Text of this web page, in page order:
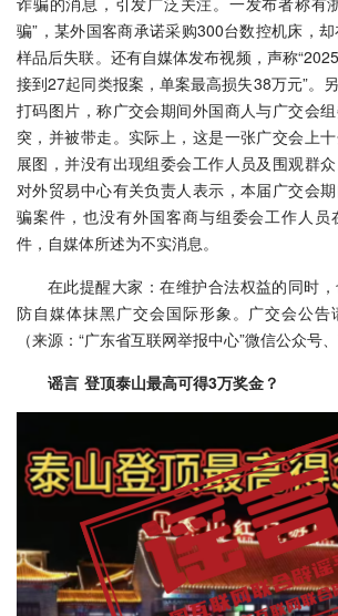
骗”，某外国客商承诺采购300台数控机床，
样品后失联。还有自媒体发布视频，声称
接到27起同类报案，单案最高损失38万元”。
打码图片，称广交会期间外国商人与广交会
突，并被带走。实际上，这是一张广交会上
展图，并没有出现组委会工作人员及围观群
对外贸易中心有关负责人表示，本届广交会
骗案件，也没有外国客商与组委会工作人
件，自媒体所述为不实消息。
在此提醒大家：在维护合法权益的同时
防自媒体抹黑广交会国际形象。广交会公告
（来源：“广东省互联网举报中心”微信公众号
谣言 登顶泰山最高可得3万奖金？